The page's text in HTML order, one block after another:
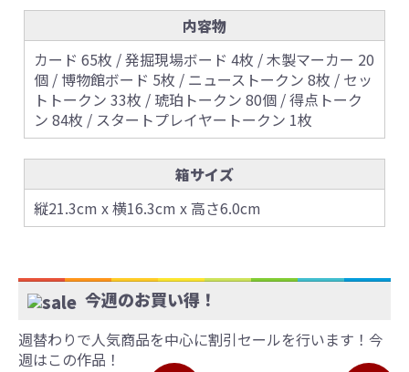
内容物
カード 65枚 / 発掘現場ボード 4枚 / 木製マーカー 20
個 / 博物館ボード 5枚 / ニューストークン 8枚 / セッ
トトークン 33枚 / 琥珀トークン 80個 / 得点トーク
ン 84枚 / スタートプレイヤートークン 1枚
箱サイズ
縦21.3cm x 横16.3cm x 高さ6.0cm
今週のお買い得！
週替わりで人気商品を中心に割引セールを行います！今
週はこの作品！